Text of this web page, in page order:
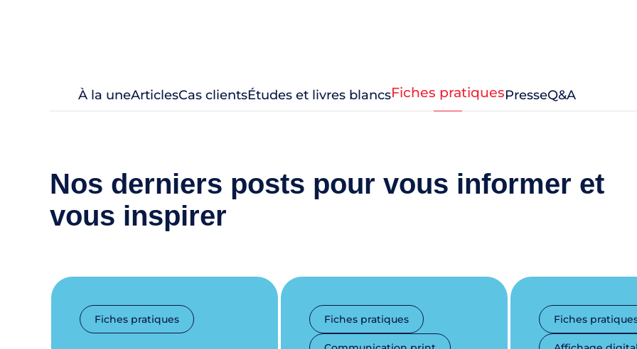
À la une Articles Cas clients Études et livres blancs Fiches pratiques Presse Q&A
Nos derniers posts pour vous informer et
vous inspirer
Fiches pratiques Fiches pratiques Fiches